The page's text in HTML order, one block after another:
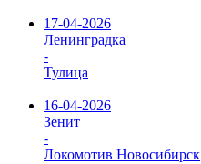
17-04-2026
Ленинградка
-
Тулица
16-04-2026
Зенит
-
Локомотив Новосибирск